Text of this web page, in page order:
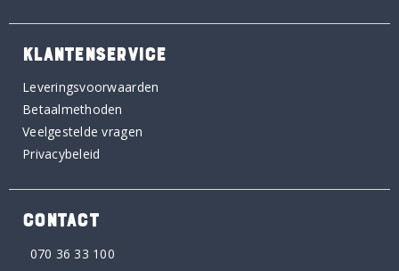
KLANTENSERVICE
Leveringsvoorwaarden
Betaalmethoden
Veelgestelde vragen
Privacybeleid
CONTACT
070 36 33 100